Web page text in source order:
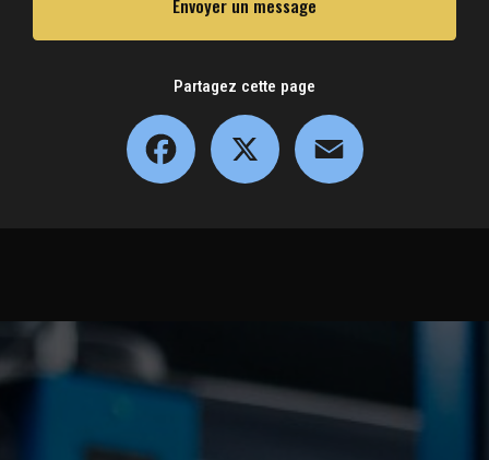
Envoyer un message
Partagez cette page
Facebook